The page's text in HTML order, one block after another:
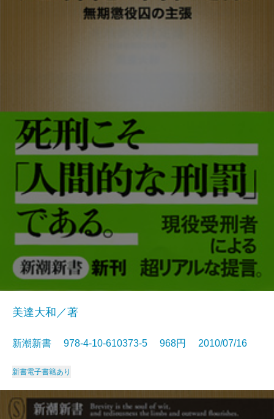
美達大和／著
新潮新書 978-4-10-610373-5 968円 2010/07/16
新書電子書籍あり